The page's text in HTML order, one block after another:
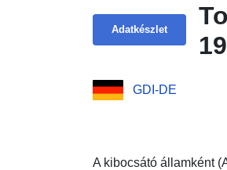
Adatkészlet
GDI-DE
A kibocsátó államként